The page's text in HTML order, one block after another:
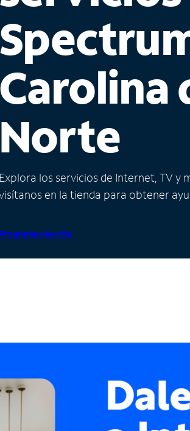
Carolina
Norte
Explora los servicios de Internet, TV y
en la tienda para obtener
Programa una cita